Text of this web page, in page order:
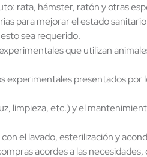
rata, hámster, ratón y otras
para mejorar el estado
sea requerido.
que utilizan
experimentales presentados por
limpieza, etc.) y el
el lavado, esterilización y
acordes a las